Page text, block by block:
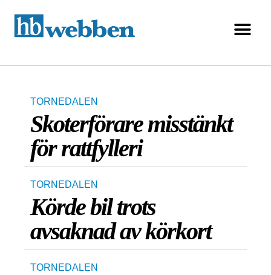
TORNEDALEN
Skoterförare misstänkt
för rattfylleri
TORNEDALEN
Körde bil trots
avsaknad av körkort
TORNEDALEN